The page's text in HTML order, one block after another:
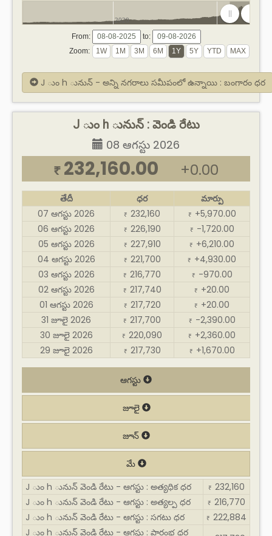
2020 2025
From:
to:
Zoom:
J ుం h ునున్ - అన్ని నగరాలు సమీపంలో ఉన్నాయి : బంగారం ధర
J ుం h ునున్ : వెండి రేటు
08 ఆగస్టు 2026
₹ 232,160.00 +0.00
తేదీ ధర
మార్పు
07 ఆగస్టు 2026
₹ 232,160 ₹ +5,970.00
06 ఆగస్టు 2026
₹ 226,190 ₹ -1,720.00
05 ఆగస్టు 2026
₹ 227,910 ₹ +6,210.00
04 ఆగస్టు 2026
₹ 221,700 ₹ +4,930.00
03 ఆగస్టు 2026
₹ 216,770 ₹ -970.00
02 ఆగస్టు 2026
₹ 217,740 ₹ +20.00
01 ఆగస్టు 2026
₹ 217,720 ₹ +20.00
31 జూలై 2026
₹ 217,700 ₹ -2,390.00
30 జూలై 2026
₹ 220,090 ₹ +2,360.00
29 జూలై 2026
₹ 217,730 ₹ +1,670.00
ఆగస్టు
జూలై
జూన్
మే
J ుం h ునున్ వెండి రేటు - ఆగస్టు : అత్యధిక ధర
₹ 232,160
J ుం h ునున్ వెండి రేటు - ఆగస్టు : అత్యల్ప ధర
₹ 216,770
J ుం h ునున్ వెండి రేటు - ఆగస్టు : సగటు ధర
₹ 222,884
J ుం h ునున్ వెండి రేటు - ఆగస్టు : ప్రారంభ ధర